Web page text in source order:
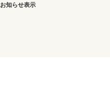
お知らせ表示